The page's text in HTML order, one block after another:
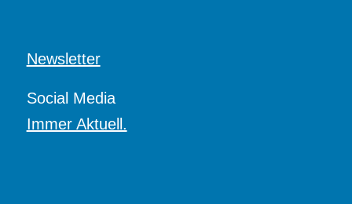
Newsletter
Social Media
Immer Aktuell.